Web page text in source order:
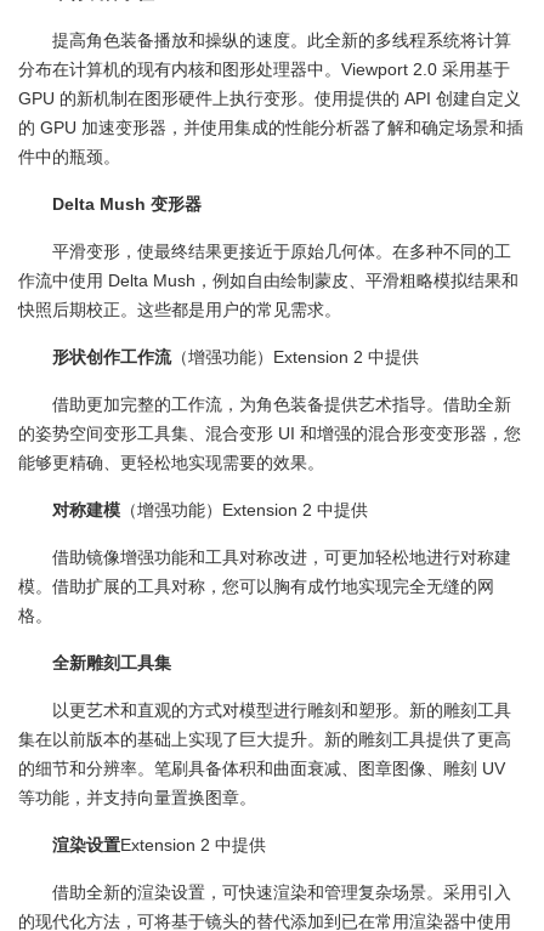
提高角色装备播放和操纵的速度。此全新的多线程系统将计算
分布在计算机的现有内核和图形处理器中。Viewport 2.0 采用基于
GPU 的新机制在图形硬件上执行变形。使用提供的 API 创建自定义
的 GPU 加速变形器，并使用集成的性能分析器了解和确定场景和插
件中的瓶颈。
Delta Mush 变形器
平滑变形，使最终结果更接近于原始几何体。在多种不同的工
作流中使用 Delta Mush，例如自由绘制蒙皮、平滑粗略模拟结果和
快照后期校正。这些都是用户的常见需求。
形状创作工作流（增强功能）Extension 2 中提供
借助更加完整的工作流，为角色装备提供艺术指导。借助全新
的姿势空间变形工具集、混合变形 UI 和增强的混合形变变形器，您
能够更精确、更轻松地实现需要的效果。
对称建模 （增强功能）Extension 2 中提供
借助镜像增强功能和工具对称改进，可更加轻松地进行对称建
模。借助扩展的工具对称，您可以胸有成竹地实现完全无缝的网
格。
全新雕刻工具集
以更艺术和直观的方式对模型进行雕刻和塑形。新的雕刻工具
集在以前版本的基础上实现了巨大提升。新的雕刻工具提供了更高
的细节和分辨率。笔刷具备体积和曲面衰减、图章图像、雕刻 UV
等功能，并支持向量置换图章。
渲染设置Extension 2 中提供
借助全新的渲染设置，可快速渲染和管理复杂场景。采用引入
的现代化方法，可将基于镜头的替代添加到已在常用渲染器中使用